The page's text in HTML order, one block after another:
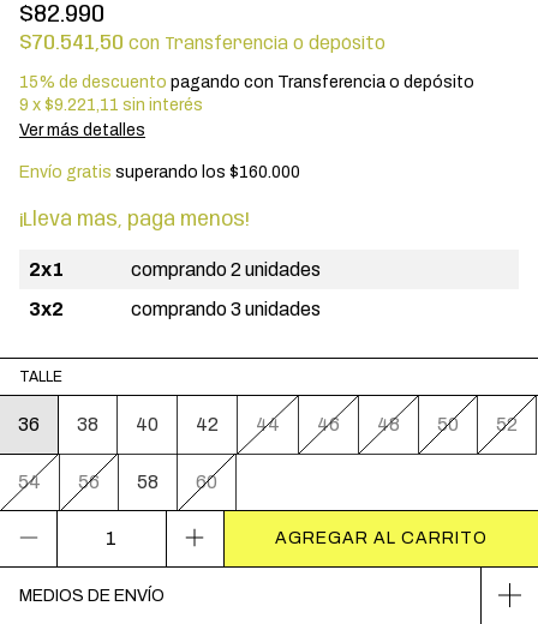
$82.990
$70.541,50 con Transferencia o depósito
15% de descuento pagando con Transferencia o depósito
9 x $9.221,11 sin interés
Ver más detalles
Envío gratis superando los $160.000
¡Llevá más, pagá menos!
2x1
comprando 2 unidades
3x2
comprando 3 unidades
TALLE
36 38 40 42 44 46 48 50 52
54 56 58 60
MEDIOS DE ENVÍO